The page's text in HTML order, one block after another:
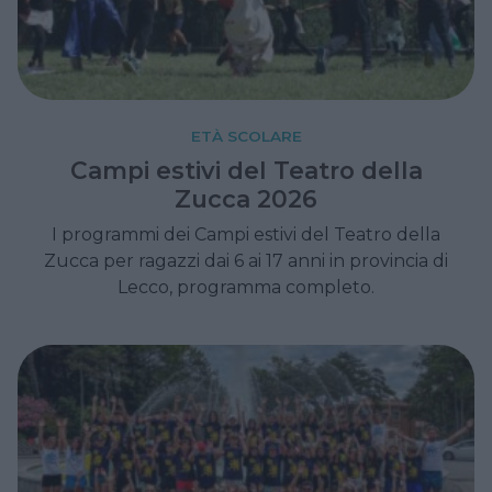
ETÀ SCOLARE
Campi estivi del Teatro della
Zucca 2026
I programmi dei Campi estivi del Teatro della
Zucca per ragazzi dai 6 ai 17 anni in provincia di
Lecco, programma completo.